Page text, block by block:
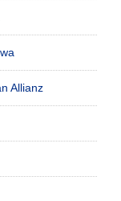
Allianz